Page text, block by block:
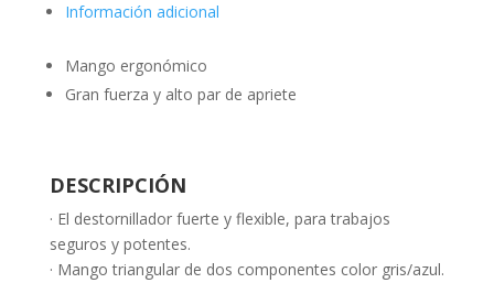
Información adicional
Mango ergonómico
Gran fuerza y alto par de apriete
DESCRIPCIÓN
· El destornillador fuerte y flexible, para trabajos
seguros y potentes.
· Mango triangular de dos componentes color gris/azul.